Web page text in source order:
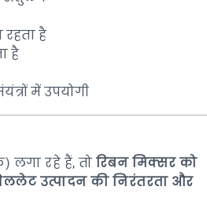
है
है
में उपयोगी
लगा रहे हैं, तो रिबन मिक्सर को
उत्पादन की निरंतरता और